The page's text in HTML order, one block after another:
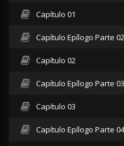
Capítulo 01
Capítulo Epílogo Parte 02
Capítulo 02
Capítulo Epílogo Parte 03
Capítulo 03
Capítulo Epílogo Parte 04